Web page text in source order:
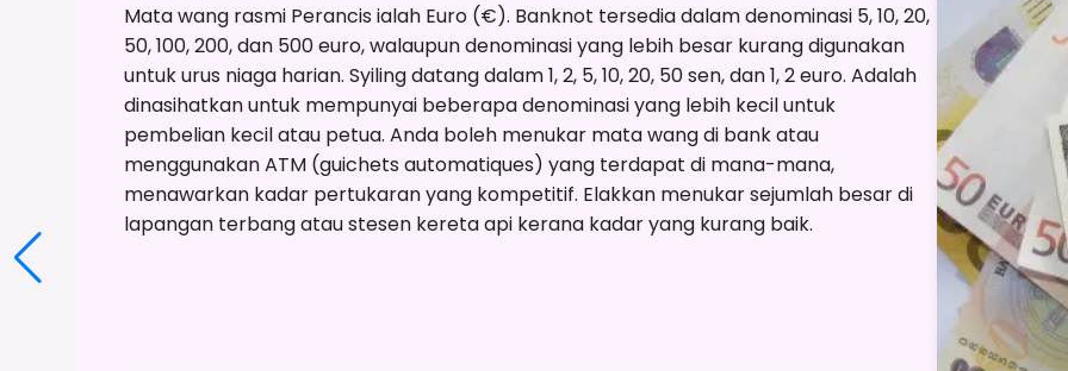
Mata wang rasmi Perancis ialah Euro (€). Banknot tersedia dalam denominasi 5, 10, 20,
50, 100, 200, dan 500 euro, walaupun denominasi yang lebih besar kurang digunakan
untuk urus niaga harian. Syiling datang dalam 1, 2, 5, 10, 20, 50 sen, dan 1, 2 euro. Adalah
dinasihatkan untuk mempunyai beberapa denominasi yang lebih kecil untuk
pembelian kecil atau petua. Anda boleh menukar mata wang di bank atau
menggunakan ATM (guichets automatiques) yang terdapat di mana-mana,
menawarkan kadar pertukaran yang kompetitif. Elakkan menukar sejumlah besar di
lapangan terbang atau stesen kereta api kerana kadar yang kurang baik.